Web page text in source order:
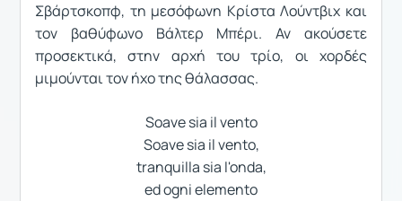
Σβάρτσκοπφ, τη μεσόφωνη Κρίστα Λούντβιχ και
τον βαθύφωνο Βάλτερ Μπέρι. Αν ακούσετε
προσεκτικά, στην αρχή του τρίο, οι χορδές
μιμούνται τον ήχο της θάλασσας.
Soave sia il vento
Soave sia il vento,
tranquilla sia l'onda,
ed ogni elemento